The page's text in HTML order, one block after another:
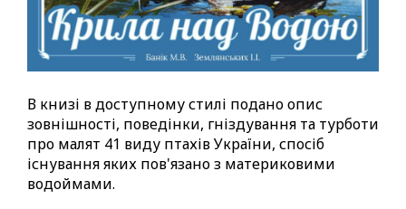
В книзі в доступному стилі подано опис
зовнішності, поведінки, гніздування та турботи
про малят 41 виду птахів України, спосіб
існування яких пов'язано з материковими
водоймами.